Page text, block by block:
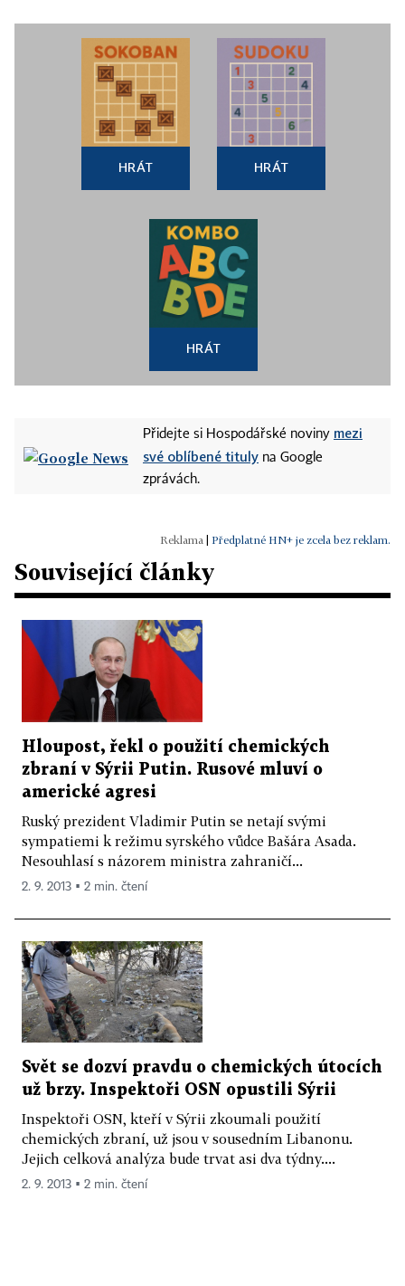
HRÁT HRÁT
HRÁT
Přidejte si Hospodářské noviny mezi
své oblíbené tituly na Google
zprávách.
Předplatné HN+ je zcela bez reklam.
Související články
Hloupost, řekl o použití chemických
zbraní v Sýrii Putin. Rusové mluví o
americké agresi
Ruský prezident Vladimir Putin se netají svými
sympatiemi k režimu syrského vůdce Bašára Asada.
Nesouhlasí s názorem ministra zahraničí...
2. 9. 2013 ▪ 2 min. čtení
Svět se dozví pravdu o chemických útocích
už brzy. Inspektoři OSN opustili Sýrii
Inspektoři OSN, kteří v Sýrii zkoumali použití
chemických zbraní, už jsou v sousedním Libanonu.
Jejich celková analýza bude trvat asi dva týdny....
2. 9. 2013 ▪ 2 min. čtení